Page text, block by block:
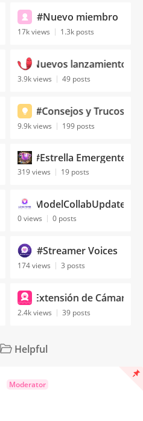
#Nuevo miembro
17k views 1.3k posts
#Nuevos lanzamientos
3.9k views 49 posts
#Consejos y Trucos
9.9k views 199 posts
#Estrella Emergente
319 views 19 posts
#ModelCollabUpdates
0 views 0 posts
#Streamer Voices
174 views 3 posts
#Extensión de Cámara
2.4k views 39 posts
Helpful
Moderator